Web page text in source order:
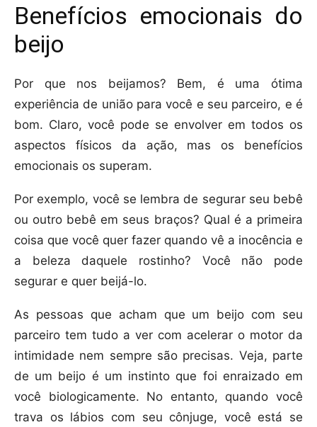
Benefícios emocionais do
beijo
Por que nos beijamos? Bem, é uma ótima
experiência de união para você e seu parceiro, e é
bom. Claro, você pode se envolver em todos os
aspectos físicos da ação, mas os benefícios
emocionais os superam.
Por exemplo, você se lembra de segurar seu bebê
ou outro bebê em seus braços? Qual é a primeira
coisa que você quer fazer quando vê a inocência e
a beleza daquele rostinho? Você não pode
segurar e quer beijá-lo.
As pessoas que acham que um beijo com seu
parceiro tem tudo a ver com acelerar o motor da
intimidade nem sempre são precisas. Veja, parte
de um beijo é um instinto que foi enraizado em
você biologicamente. No entanto, quando você
trava os lábios com seu cônjuge, você está se